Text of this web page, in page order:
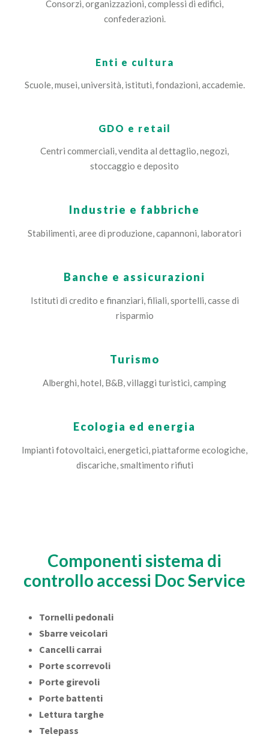
Consorzi, organizzazioni, complessi di edifici,
confederazioni.
Enti e cultura
Scuole, musei, università, istituti, fondazioni, accademie.
GDO e retail
Centri commerciali, vendita al dettaglio, negozi,
stoccaggio e deposito
Industrie e fabbriche
Stabilimenti, aree di produzione, capannoni, laboratori
Banche e assicurazioni
Istituti di credito e finanziari, filiali, sportelli, casse di
risparmio
Turismo
Alberghi, hotel, B&B, villaggi turistici, camping
Ecologia ed energia
Impianti fotovoltaici, energetici, piattaforme ecologiche,
discariche, smaltimento rifiuti
Componenti sistema di
controllo accessi Doc Service
Tornelli pedonali
Sbarre veicolari
Cancelli carrai
Porte scorrevoli
Porte girevoli
Porte battenti
Lettura targhe
Telepass